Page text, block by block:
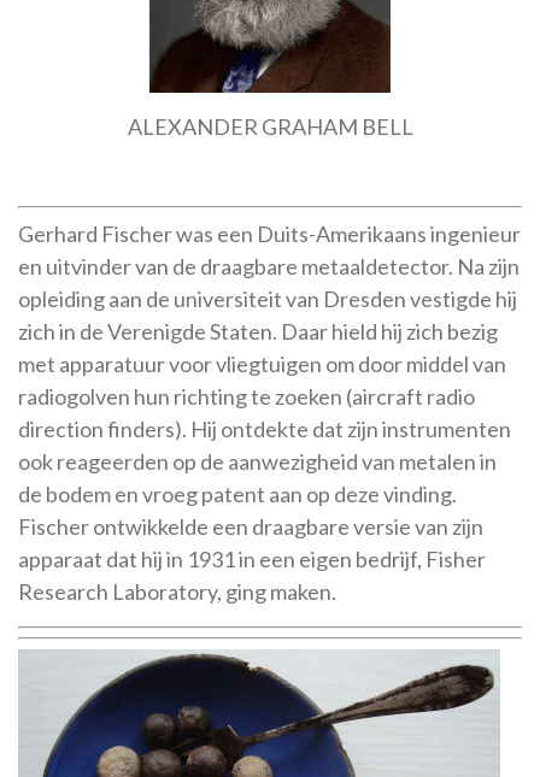
ALEXANDER GRAHAM BELL
Gerhard Fischer was een Duits-Amerikaans ingenieur
en uitvinder van de draagbare metaaldetector. Na zijn
opleiding aan de universiteit van Dresden vestigde hij
zich in de Verenigde Staten. Daar hield hij zich bezig
met apparatuur voor vliegtuigen om door middel van
radiogolven hun richting te zoeken (aircraft radio
direction finders). Hij ontdekte dat zijn instrumenten
ook reageerden op de aanwezigheid van metalen in
de bodem en vroeg patent aan op deze vinding.
Fischer ontwikkelde een draagbare versie van zijn
apparaat dat hij in 1931 in een eigen bedrijf, Fisher
Research Laboratory, ging maken.